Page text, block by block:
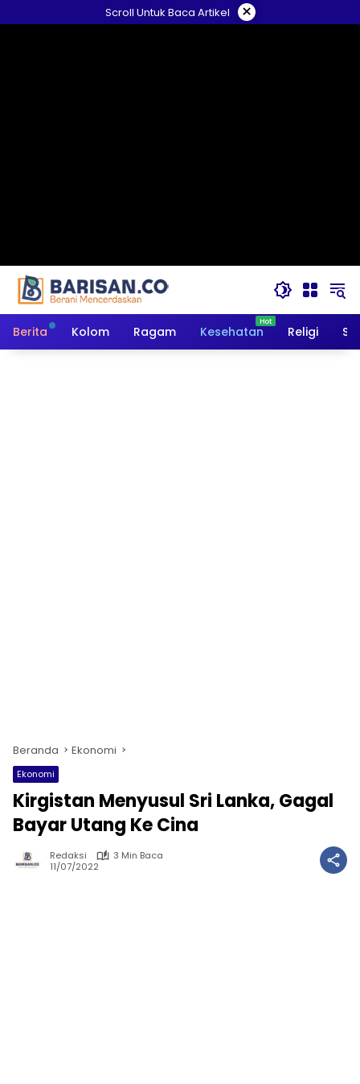
ke
Scroll Untuk Baca Artikel ×
Berita Kolom Ragam Kesehatan Religi
Beranda Ekonomi
Ekonomi
Kirgistan Menyusul Sri Lanka, Gagal
Bayar Utang Ke Cina
Redaksi
3 Min Baca
11/07/2022